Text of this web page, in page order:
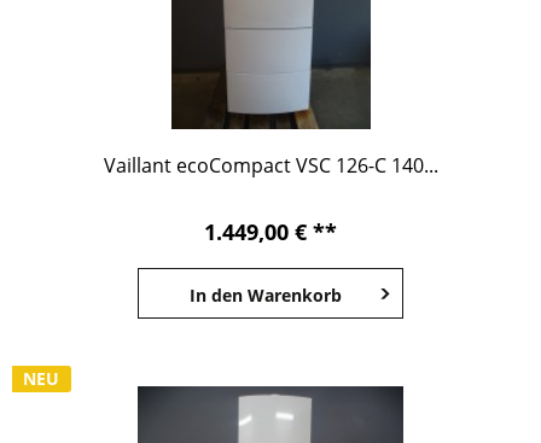
Vaillant ecoCompact VSC 126-C 140...
1.449,00 € **
In den Warenkorb
NEU